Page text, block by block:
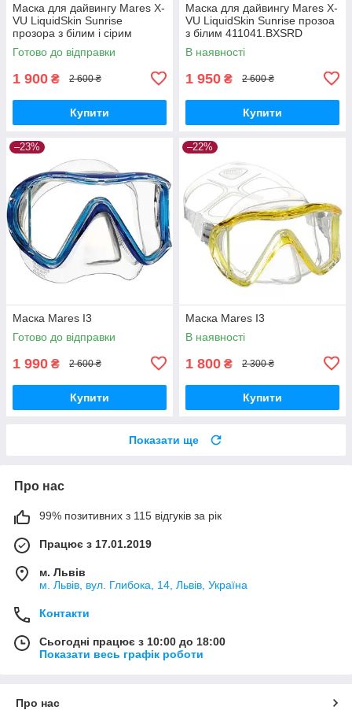
Маска для дайвингу Mares X-
VU LiquidSkin Sunrise
прозора з білим і сірим
411041.BXSWHWH
Готово до відправки
1 900 ₴ 2 600 ₴
Купити
Маска для дайвингу Mares X-
VU LiquidSkin Sunrise прозоа
з білим 411041.BXSRD
В наявності
1 950 ₴ 2 600 ₴
Купити
–23%
Маска Mares I3
Готово до відправки
1 990 ₴ 2 600 ₴
Купити
–22%
Маска Mares I3
В наявності
1 800 ₴ 2 300 ₴
Купити
Показати ще
Про нас
99% позитивних з 115 відгуків за рік
Працює з 17.01.2019
м. Львів
м. Львів, вул. Глибока, 14, Львів, Україна
Контакти
Сьогодні працює з 10:00 до 18:00
Показати весь графік роботи
Про нас